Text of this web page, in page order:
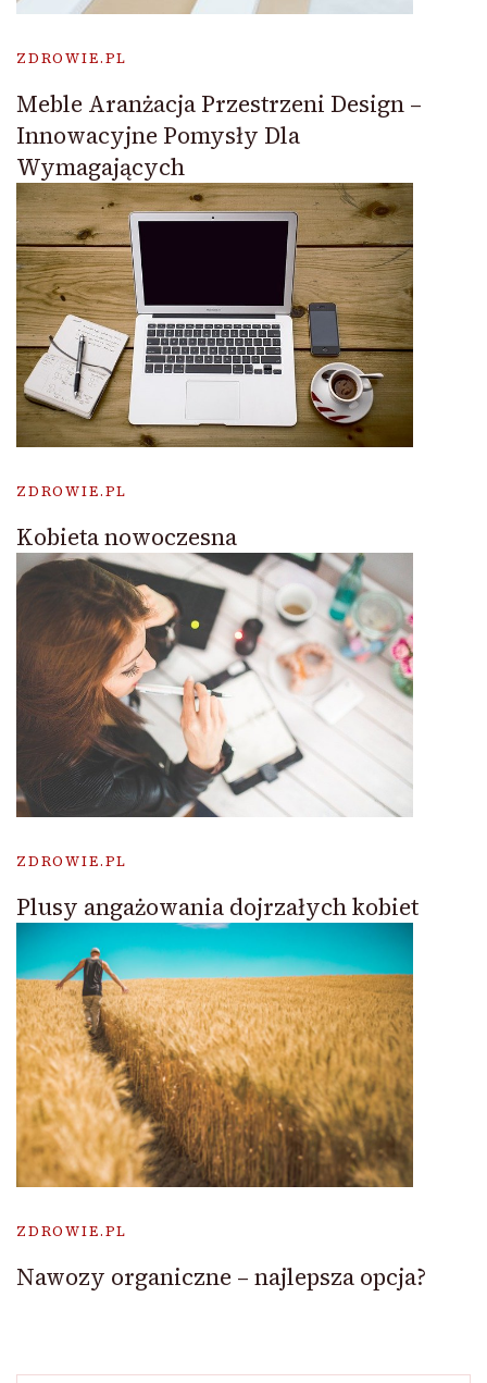
ZDROWIE.PL
Meble Aranżacja Przestrzeni Design –
Innowacyjne Pomysły Dla
Wymagających
ZDROWIE.PL
Kobieta nowoczesna
ZDROWIE.PL
Plusy angażowania dojrzałych kobiet
ZDROWIE.PL
Nawozy organiczne – najlepsza opcja?